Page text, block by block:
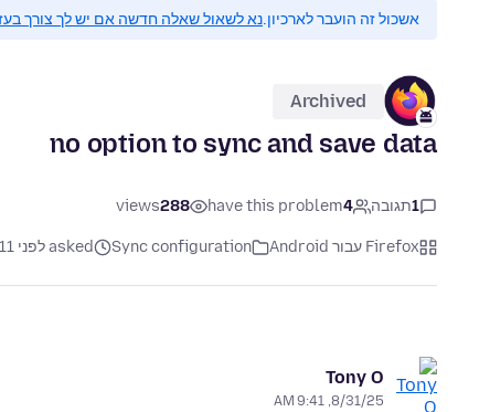
אשכול זה הועבר לארכיון.נא לשאול שאלה חדשה אם יש לך צורך
Archived
no option to sync and save data
1תגובה 4
have this problem
288
views
Firefox עבור Android Sync configuration asked לפני 11 חודשים
Tony O
8/31/25, 9:41 AM